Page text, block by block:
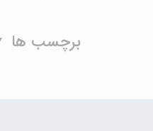
برچسب ها